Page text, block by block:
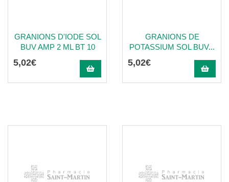
GRANIONS D'IODE SOL
BUV AMP 2 ML BT 10
5,02€
GRANIONS DE
POTASSIUM SOL BUV...
5,02€